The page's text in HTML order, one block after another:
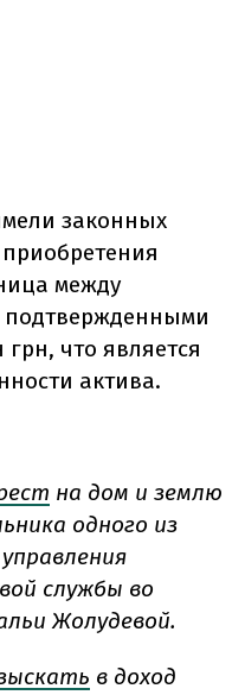
законных
между
подтвержденными
что является
актива.
на дом и землю
одного из
службы во
Жолудевой.
в доход